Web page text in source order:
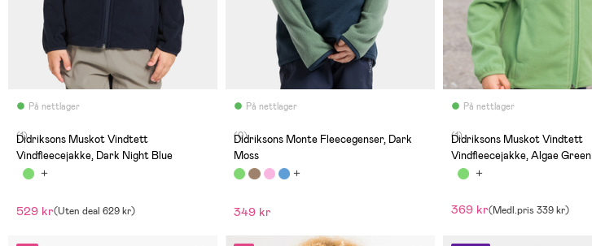
På nettlager
(1)
Didriksons Muskot Vindtett
Vindfleecejakke, Dark Night Blue
529 kr(Uten deal 629 kr)
På nettlager
(0)
Didriksons Monte Fleecegenser, Dark
Moss
349 kr
På nettlager
(1)
Didriksons Muskot Vindtett
Vindfleecejakke, Algae Green
369 kr(Medl.pris 339 kr)